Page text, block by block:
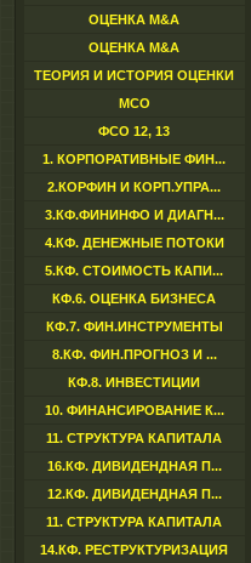
ОЦЕНКА M&A
ОЦЕНКА M&A
ТЕОРИЯ И ИСТОРИЯ ОЦЕНКИ
МСО
ФСО 12, 13
1. КОРПОРАТИВНЫЕ ФИН...
2.КОРФИН И КОРП.УПРА...
3.КФ.ФИНИНФО И ДИАГН...
4.КФ. ДЕНЕЖНЫЕ ПОТОКИ
5.КФ. СТОИМОСТЬ КАПИ...
КФ.6. ОЦЕНКА БИЗНЕСА
КФ.7. ФИН.ИНСТРУМЕНТЫ
8.КФ. ФИН.ПРОГНОЗ И ...
КФ.8. ИНВЕСТИЦИИ
10. ФИНАНСИРОВАНИЕ К...
11. СТРУКТУРА КАПИТАЛА
16.КФ. ДИВИДЕНДНАЯ П...
12.КФ. ДИВИДЕНДНАЯ П...
11. СТРУКТУРА КАПИТАЛА
14.КФ. РЕСТРУКТУРИЗАЦИЯ